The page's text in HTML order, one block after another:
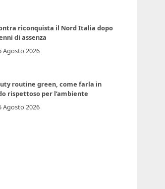
riconquista il Nord Italia dopo
di assenza
Agosto 2026
routine green, come farla in
rispettoso per l’ambiente
Agosto 2026